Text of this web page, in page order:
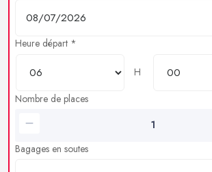
Heure départ *
H
Nombre de places
Bagages en soutes